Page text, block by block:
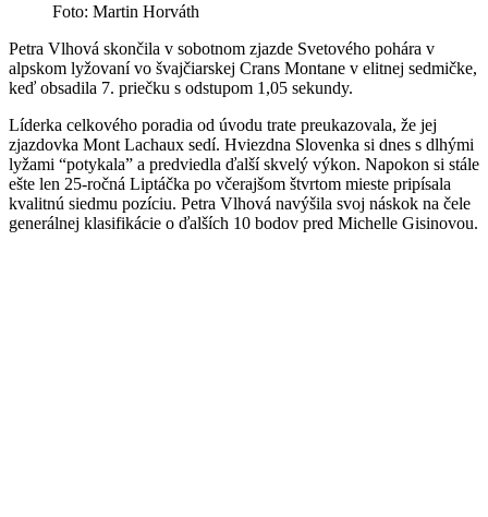
Foto: Martin Horváth
Petra Vlhová skončila v sobotnom zjazde Svetového pohára v
alpskom lyžovaní vo švajčiarskej Crans Montane v elitnej sedmičke,
keď obsadila 7. priečku s odstupom 1,05 sekundy.
Líderka celkového poradia od úvodu trate preukazovala, že jej
zjazdovka Mont Lachaux sedí. Hviezdna Slovenka si dnes s dlhými
lyžami “potykala” a predviedla ďalší skvelý výkon. Napokon si stále
ešte len 25-ročná Liptáčka po včerajšom štvrtom mieste pripísala
kvalitnú siedmu pozíciu. Petra Vlhová navýšila svoj náskok na čele
generálnej klasifikácie o ďalších 10 bodov pred Michelle Gisinovou.